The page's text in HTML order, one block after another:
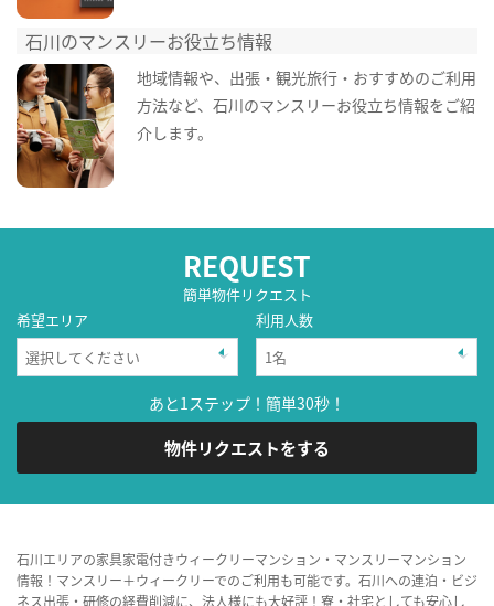
石川のマンスリーお役立ち情報
地域情報や、出張・観光旅行・おすすめのご利用
方法など、石川のマンスリーお役立ち情報をご紹
介します。
REQUEST
簡単物件リクエスト
希望エリア
利用人数
あと1ステップ！簡単30秒！
物件リクエストをする
石川エリアの家具家電付きウィークリーマンション・マンスリーマンション
情報！マンスリー＋ウィークリーでのご利用も可能です。石川への連泊・ビジ
ネス出張・研修の経費削減に、法人様にも大好評！寮・社宅としても安心し